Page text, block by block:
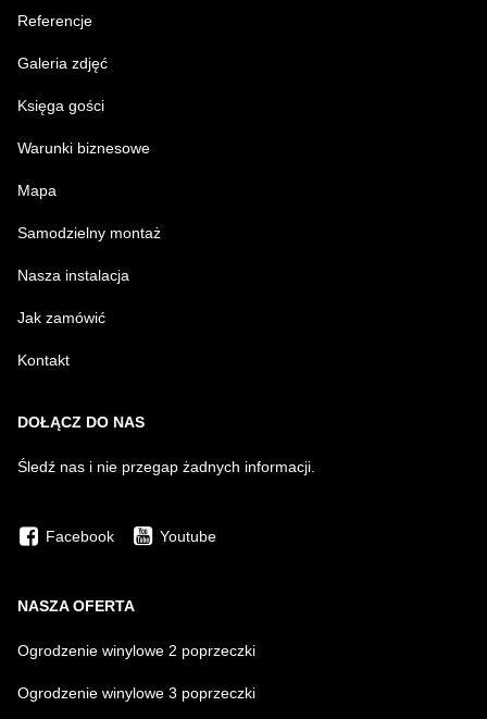
Referencje
Galeria zdjęć
Księga gości
Warunki biznesowe
Mapa
Samodzielny montaż
Nasza instalacja
Jak zamówić
Kontakt
DOŁĄCZ DO NAS
Śledź nas i nie przegap żadnych informacji.
Facebook Youtube
NASZA OFERTA
Ogrodzenie winylowe 2 poprzeczki
Ogrodzenie winylowe 3 poprzeczki